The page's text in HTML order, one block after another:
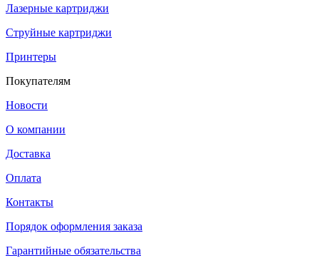
Лазерные картриджи
Струйные картриджи
Принтеры
Покупателям
Новости
О компании
Доставка
Оплата
Контакты
Порядок оформления заказа
Гарантийные обязательства